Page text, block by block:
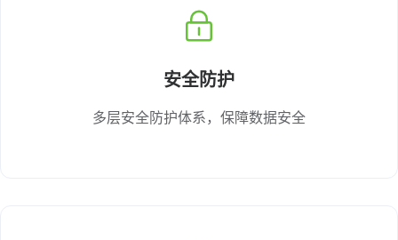
安全防护
多层安全防护体系，保障数据安全